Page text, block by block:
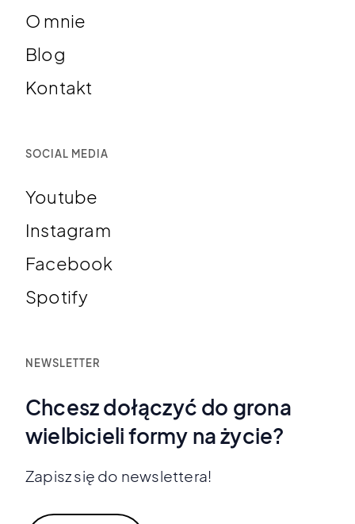
O mnie
Blog
Kontakt
SOCIAL MEDIA
Youtube
Instagram
Facebook
Spotify
NEWSLETTER
Chcesz dołączyć do grona
wielbicieli formy na życie?
Zapisz się do newslettera!